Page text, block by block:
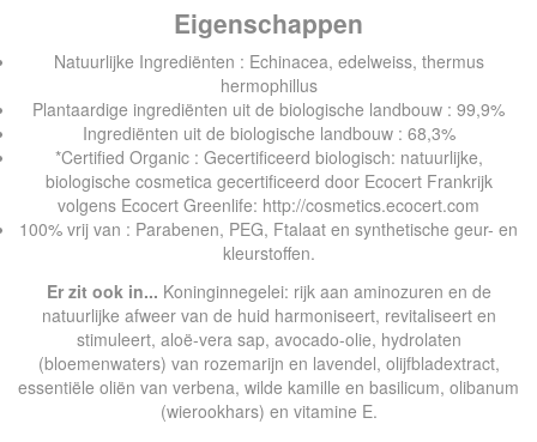
Eigenschappen
Natuurlijke Ingrediënten : Echinacea, edelweiss, thermus
hermophillus
Plantaardige ingrediënten uit de biologische landbouw : 99,9%
Ingrediënten uit de biologische landbouw : 68,3%
*Certified Organic : Gecertificeerd biologisch: natuurlijke,
biologische cosmetica gecertificeerd door Ecocert Frankrijk
volgens Ecocert Greenlife: http://cosmetics.ecocert.com
100% vrij van : Parabenen, PEG, Ftalaat en synthetische geur- en
kleurstoffen.
Er zit ook in... Koninginnegelei: rijk aan aminozuren en de
natuurlijke afweer van de huid harmoniseert, revitaliseert en
stimuleert, aloë-vera sap, avocado-olie, hydrolaten
(bloemenwaters) van rozemarijn en lavendel, olijfbladextract,
essentiële oliën van verbena, wilde kamille en basilicum, olibanum
(wierookhars) en vitamine E.